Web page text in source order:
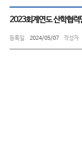
2023회계연도 산학협력
등록일 2024/05/07 작성자